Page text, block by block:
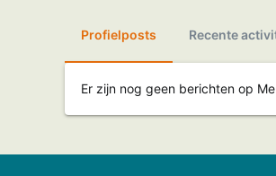
Profielposts Recente
Er zijn nog geen berichten op